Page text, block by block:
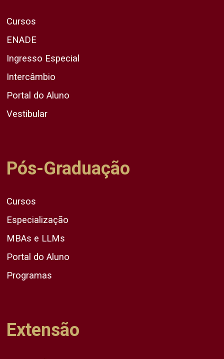
Cursos
ENADE
Ingresso Especial
Intercâmbio
Portal do Aluno
Vestibular
Pós-Graduação
Cursos
Especialização
MBAs e LLMs
Portal do Aluno
Programas
Extensão